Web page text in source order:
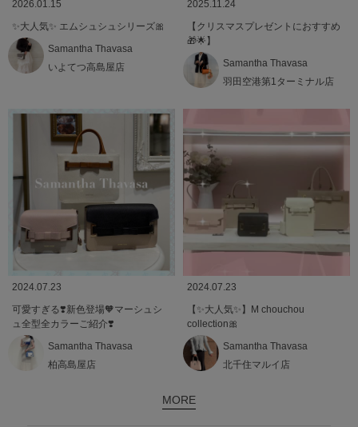
2026.01.15
✨️大人気✨️ エムシュシュシリーズ🎀
Samantha Thavasa
いよてつ高島屋店
2025.11.24
【クリスマスプレゼントにおすすめ
🎁🌟】
Samantha Thavasa
羽田空港第1ターミナル店
2024.07.23
可愛すぎる❣️新色登場🧡マーシュシ
ュ全型全カラーご紹介❣️
Samantha Thavasa
柏高島屋店
2024.07.23
【✨大人気✨】M chouchou
collection🎀
Samantha Thavasa
北千住マルイ店
MORE